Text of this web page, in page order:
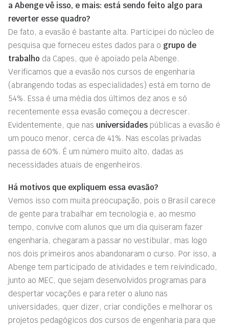
a Abenge vê isso, e mais: está sendo feito algo para
reverter esse quadro?
De fato, a evasão é bastante alta. Participei do núcleo de
pesquisa que forneceu estes dados para o grupo de
trabalho da Capes, que é apoiado pela Abenge.
Verificamos que a evasão nos cursos de engenharia
(abrangendo todas as especialidades) está em torno de
54%. Essa é uma média dos últimos dez anos e só
recentemente essa evasão começou a decrescer.
Evidentemente, que nas universidades públicas a evasão é
um pouco menor, cerca de 41%. Nas escolas privadas
passa de 60%. É um número muito alto, dadas as
necessidades atuais de engenheiros.
Há motivos que expliquem essa evasão?
Vemos isso com muita preocupação, pois o Brasil carece
de gente para trabalhar em tecnologia e, ao mesmo
tempo, convive com alunos que um dia quiseram fazer
engenharia, chegaram a passar no vestibular, mas logo
nos dois primeiros anos abandonaram o curso. Por isso, a
Abenge tem participado de atividades e tem reivindicado,
junto ao MEC, que sejam desenvolvidos programas para
despertar vocações e para reter o aluno nas
universidades, quer dizer, criar condições e melhorar os
projetos pedagógicos dos cursos de engenharia para que